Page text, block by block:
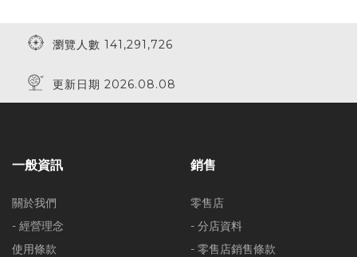
瀏覽人數 141,291,726
更新日期 2026.08.08
一般資訊
關於我們
- 經營理念
使用條款
銷售
零售店
- 分店資料
- 零售店銷售條款